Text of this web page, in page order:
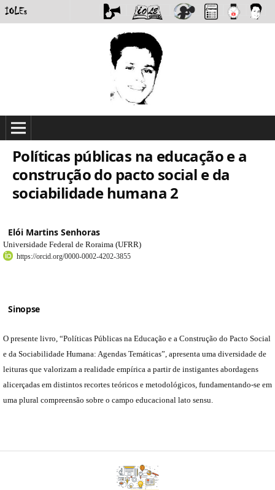
Políticas públicas na educação e a
construção do pacto social e da
sociabilidade humana 2
Elói Martins Senhoras
Universidade Federal de Roraima (UFRR)
https://orcid.org/0000-0002-4202-3855
Sinopse
O presente livro, “Políticas Públicas na Educação e a Construção do Pacto Social
e da Sociabilidade Humana: Agendas Temáticas”, apresenta uma diversidade de
leituras que valorizam a realidade empírica a partir de instigantes abordagens
alicerçadas em distintos recortes teóricos e metodológicos, fundamentando-se em
uma plural compreensão sobre o campo educacional lato sensu.